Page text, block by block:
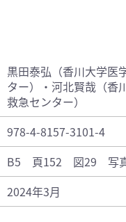
黒田泰弘（香川大学医
ター）・河北賢哉（香
救急センター）
978-4-8157-3101-4
B5 頁152 図29 写
2024年3月